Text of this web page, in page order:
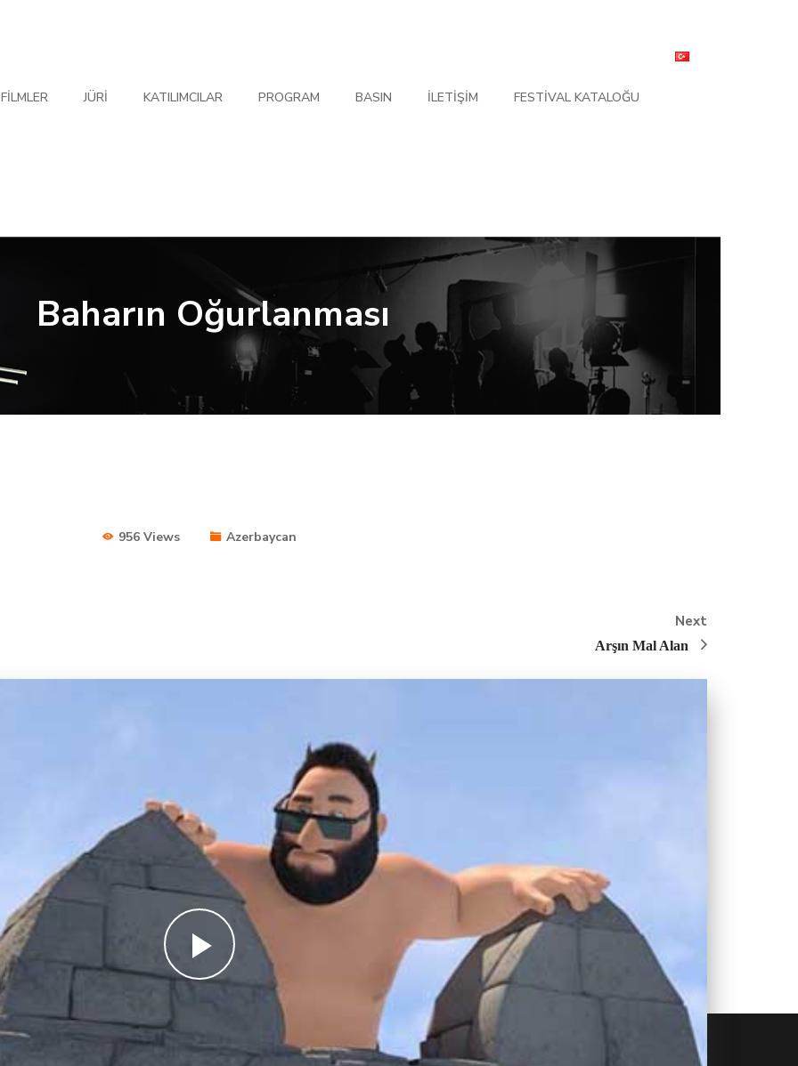
FILMLER JÜRI KATILIMCILAR PROGRAM BASIN İLETIŞIM FESTIVAL KATALOĞU
Baharın Oğurlanması
956 Views Azerbaycan
Next
Arşın Mal Alan